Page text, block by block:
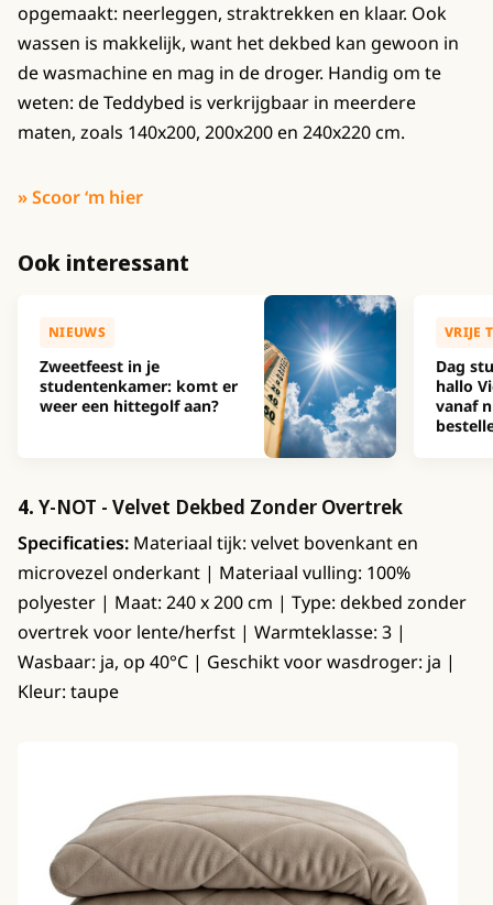
opgemaakt: neerleggen, straktrekken en klaar. Ook
wassen is makkelijk, want het dekbed kan gewoon in
de wasmachine en mag in de droger. Handig om te
weten: de Teddybed is verkrijgbaar in meerdere
maten, zoals 140x200, 200x200 en 240x220 cm.
» Scoor ‘m hier
Ook interessant
NIEUWS
Zweetfeest in je
studentenkamer: komt er
weer een hittegolf aan?
VRIJE
Dag
hallo
vanaf
4. Y-NOT - Velvet Dekbed Zonder Overtrek
Specificaties: Materiaal tijk: velvet bovenkant en
microvezel onderkant | Materiaal vulling: 100%
polyester | Maat: 240 x 200 cm | Type: dekbed zonder
overtrek voor lente/herfst | Warmteklasse: 3 |
Wasbaar: ja, op 40°C | Geschikt voor wasdroger: ja |
Kleur: taupe